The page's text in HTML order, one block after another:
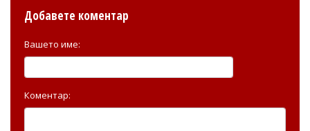
Добавете коментар
Вашето име:
Коментар: